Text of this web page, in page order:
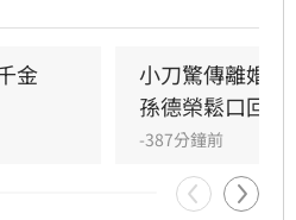
小刀長期「無特別作為」
日以5566成員身分紅遍亞
視與文創事業，對於婚變
開回應與說明，昔日宛如
金
小刀驚傳離婚
孫德榮鬆口回應
-387分鐘前